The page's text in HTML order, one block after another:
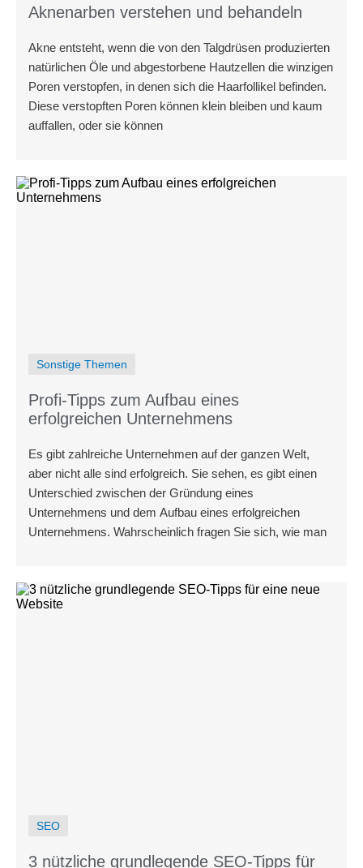
Aknenarben verstehen und behandeln
Akne entsteht, wenn die von den Talgdrüsen produzierten
natürlichen Öle und abgestorbene Hautzellen die winzigen
Poren verstopfen, in denen sich die Haarfollikel befinden.
Diese verstopften Poren können klein bleiben und kaum
auffallen, oder sie können
Sonstige Themen
Profi-Tipps zum Aufbau eines
erfolgreichen Unternehmens
Es gibt zahlreiche Unternehmen auf der ganzen Welt,
aber nicht alle sind erfolgreich. Sie sehen, es gibt einen
Unterschied zwischen der Gründung eines
Unternehmens und dem Aufbau eines erfolgreichen
Unternehmens. Wahrscheinlich fragen Sie sich, wie man
SEO
3 nützliche grundlegende SEO-Tipps für